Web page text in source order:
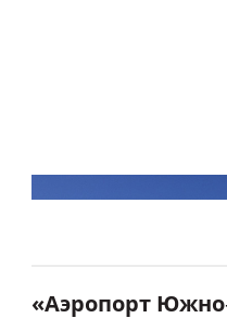
«Аэропорт